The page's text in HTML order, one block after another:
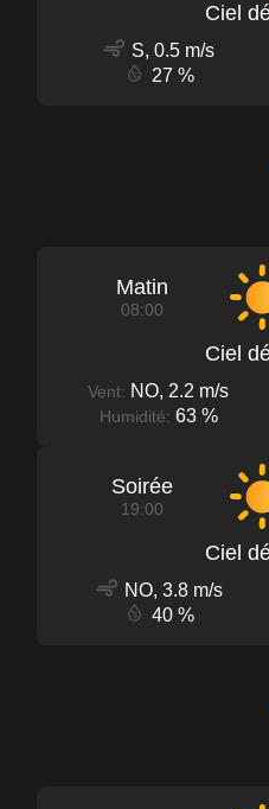
Ciel
S, 0.5 m/s
27 %
Matin
08:00
Ciel
Vent: NO, 2.2 m/s
Humidité: 63 %
Soirée
19:00
Ciel
NO, 3.8 m/s
40 %